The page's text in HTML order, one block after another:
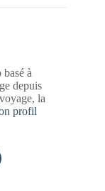
à
depuis
la
profil